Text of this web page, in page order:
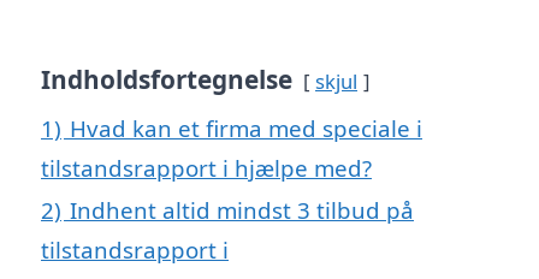
Indholdsfortegnelse skjul
1) Hvad kan et firma med speciale i
tilstandsrapport i hjælpe med?
2) Indhent altid mindst 3 tilbud på
tilstandsrapport i